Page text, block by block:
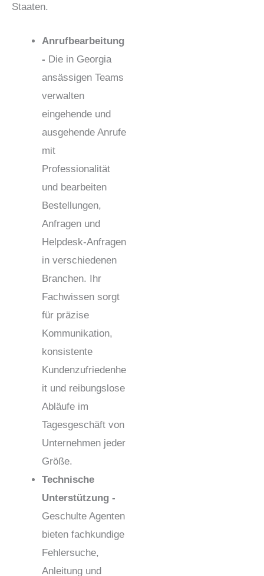
Staaten.
Anrufbearbeitung
- Die in Georgia
ansässigen Teams
verwalten
eingehende und
ausgehende Anrufe
mit
Professionalität
und bearbeiten
Bestellungen,
Anfragen und
Helpdesk-Anfragen
in verschiedenen
Branchen. Ihr
Fachwissen sorgt
für präzise
Kommunikation,
konsistente
Kundenzufriedenhe
it und reibungslose
Abläufe im
Tagesgeschäft von
Unternehmen jeder
Größe.
Technische
Unterstützung -
Geschulte Agenten
bieten fachkundige
Fehlersuche,
Anleitung und